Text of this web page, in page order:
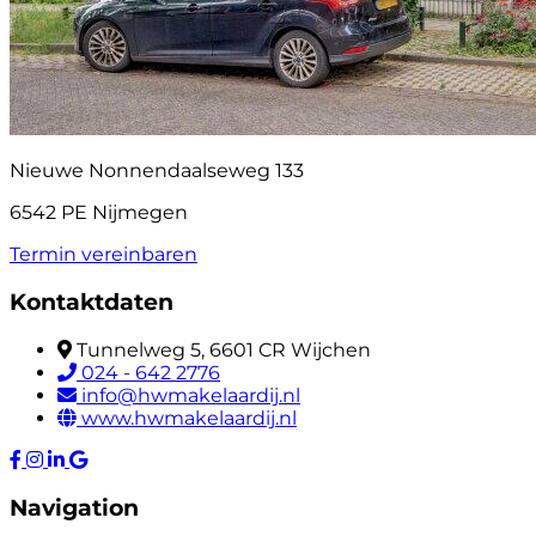
Nieuwe Nonnendaalseweg 133
6542 PE Nijmegen
Termin vereinbaren
Kontaktdaten
Tunnelweg 5, 6601 CR Wijchen
024 - 642 2776
info@hwmakelaardij.nl
www.hwmakelaardij.nl
Navigation